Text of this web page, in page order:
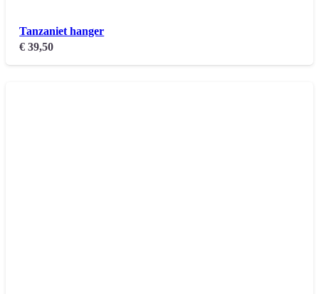
Tanzaniet hanger
€ 39,50